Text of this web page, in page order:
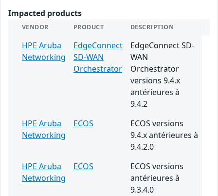
Impacted products
VENDOR PRODUCT DESCRIPTION
HPE Aruba
Networking
EdgeConnect
SD-WAN
Orchestrator
EdgeConnect SD-
WAN
Orchestrator
versions 9.4.x
antérieures à
9.4.2
HPE Aruba
Networking
ECOS
ECOS versions
9.4.x antérieures à
9.4.2.0
HPE Aruba
Networking
ECOS
ECOS versions
antérieures à
9.3.4.0